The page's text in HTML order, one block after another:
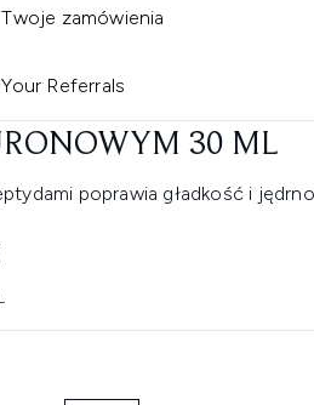
Twoje zamówienia
Your Referrals
MULTI-
+ HA SERUM
I KWASEM
30 ML
poprawia gładkość i